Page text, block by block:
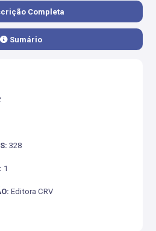
Completa
Sumário
328
1
Editora CRV